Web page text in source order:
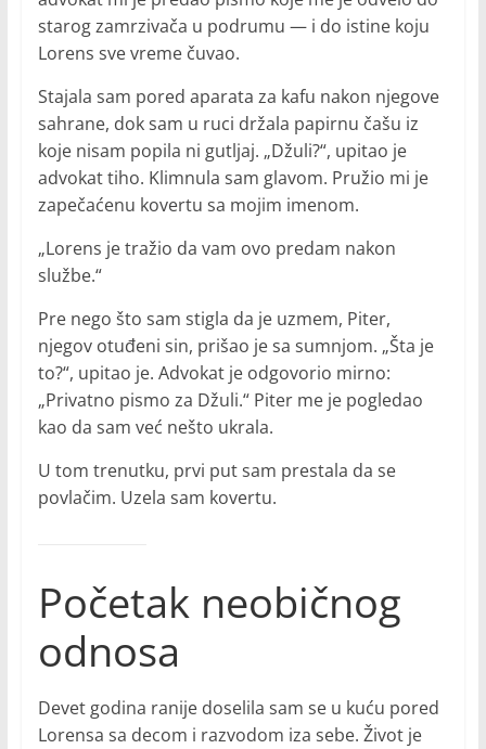
starog zamrzivača u podrumu — i do istine koju
Lorens sve vreme čuvao.
Stajala sam pored aparata za kafu nakon njegove
sahrane, dok sam u ruci držala papirnu čašu iz
koje nisam popila ni gutljaj. „Džuli?“, upitao je
advokat tiho. Klimnula sam glavom. Pružio mi je
zapečaćenu kovertu sa mojim imenom.
„Lorens je tražio da vam ovo predam nakon
službe.“
Pre nego što sam stigla da je uzmem, Piter,
njegov otuđeni sin, prišao je sa sumnjom. „Šta je
to?“, upitao je. Advokat je odgovorio mirno:
„Privatno pismo za Džuli.“ Piter me je pogledao
kao da sam već nešto ukrala.
U tom trenutku, prvi put sam prestala da se
povlačim. Uzela sam kovertu.
Početak neobičnog
odnosa
Devet godina ranije doselila sam se u kuću pored
Lorensa sa decom i razvodom iza sebe. Život je